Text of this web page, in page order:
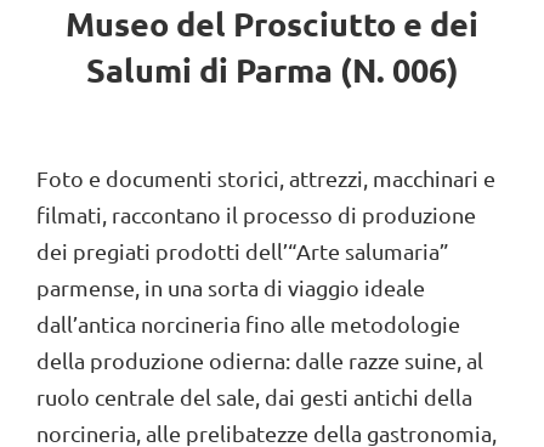
Museo del Prosciutto e dei
Salumi di Parma (N. 006)
Foto e documenti storici, attrezzi, macchinari e
filmati, raccontano il processo di produzione
dei pregiati prodotti dell’“Arte salumaria”
parmense, in una sorta di viaggio ideale
dall’antica norcineria fino alle metodologie
della produzione odierna: dalle razze suine, al
ruolo centrale del sale, dai gesti antichi della
norcineria, alle prelibatezze della gastronomia,